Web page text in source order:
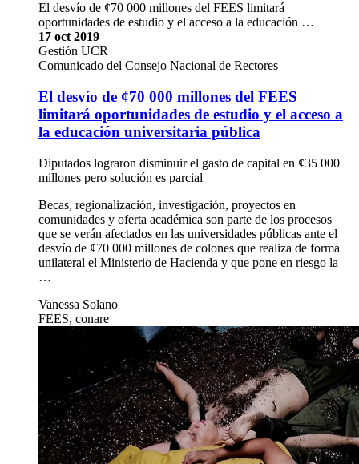
El desvío de ¢70 000 millones del FEES limitará
oportunidades de estudio y el acceso a la educación …
17 oct 2019
Gestión UCR
Comunicado del Consejo Nacional de Rectores
El desvío de ¢70 000 millones del FEES
limitará oportunidades de estudio y el acceso a
la educación universitaria pública
Diputados lograron disminuir el gasto de capital en ¢35 000
millones pero solución es parcial
Becas, regionalización, investigación, proyectos en
comunidades y oferta académica son parte de los procesos
que se verán afectados en las universidades públicas ante el
desvío de ¢70 000 millones de colones que realiza de forma
unilateral el Ministerio de Hacienda y que pone en riesgo la
…
Vanessa Solano
FEES, conare